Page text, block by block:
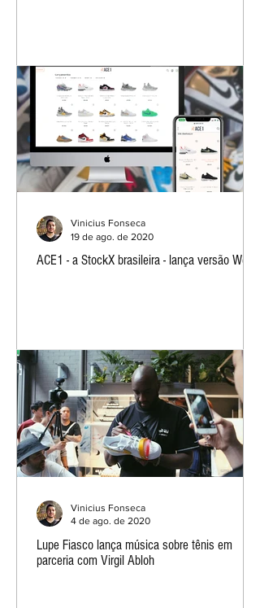
ACE1 - a StockX brasileira - lança versão Web
Vinicius Fonseca
19 de ago. de 2020
Lupe Fiasco lança música sobre tênis em
parceria com Virgil Abloh
Vinicius Fonseca
4 de ago. de 2020